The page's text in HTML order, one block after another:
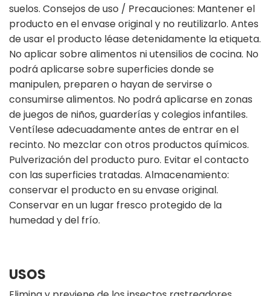
suelos. Consejos de uso / Precauciones: Mantener el
producto en el envase original y no reutilizarlo. Antes
de usar el producto léase detenidamente la etiqueta.
No aplicar sobre alimentos ni utensilios de cocina. No
podrá aplicarse sobre superficies donde se
manipulen, preparen o hayan de servirse o
consumirse alimentos. No podrá aplicarse en zonas
de juegos de niños, guarderías y colegios infantiles.
Ventílese adecuadamente antes de entrar en el
recinto. No mezclar con otros productos químicos.
Pulverización del producto puro. Evitar el contacto
con las superficies tratadas. Almacenamiento:
conservar el producto en su envase original.
Conservar en un lugar fresco protegido de la
humedad y del frío.
USOS